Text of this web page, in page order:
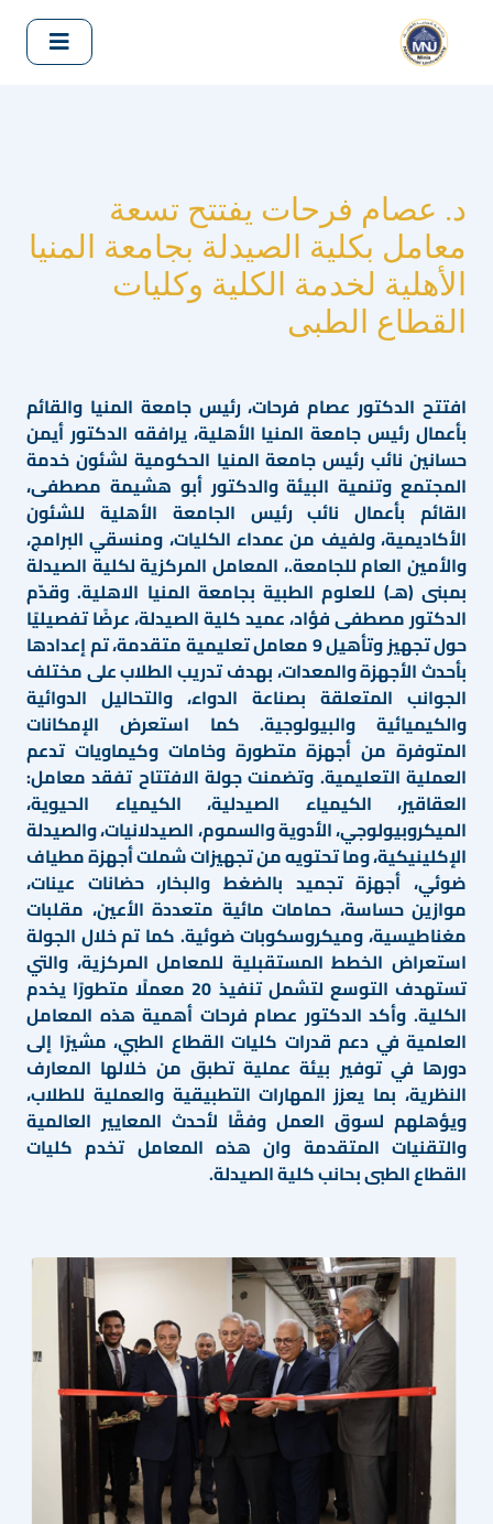
د. عصام فرحات يفتتح تسعة
معامل بكلية الصيدلة بجامعة المنيا
الأهلية لخدمة الكلية وكليات
القطاع الطبى
افتتح الدكتور عصام فرحات، رئيس جامعة المنيا والقائم
بأعمال رئيس جامعة المنيا الأهلية، يرافقه الدكتور أيمن
حسانين نائب رئيس جامعة المنيا الحكومية لشئون خدمة
المجتمع وتنمية البيئة والدكتور أبو هشيمة مصطفى،
القائم بأعمال نائب رئيس الجامعة الأهلية للشئون
الأكاديمية، ولفيف من عمداء الكليات، ومنسقي البرامج،
والأمين العام للجامعة.، المعامل المركزية لكلية الصيدلة
بمبنى (هـ) للعلوم الطبية بجامعة المنيا الاهلية. وقدّم
الدكتور مصطفى فؤاد، عميد كلية الصيدلة، عرضًا تفصيليًا
حول تجهيز وتأهيل 9 معامل تعليمية متقدمة، تم إعدادها
بأحدث الأجهزة والمعدات، بهدف تدريب الطلاب على مختلف
الجوانب المتعلقة بصناعة الدواء، والتحاليل الدوائية
والكيميائية والبيولوجية. كما استعرض الإمكانات
المتوفرة من أجهزة متطورة وخامات وكيماويات تدعم
العملية التعليمية. وتضمنت جولة الافتتاح تفقد معامل:
العقاقير، الكيمياء الصيدلية، الكيمياء الحيوية،
الميكروبيولوجي، الأدوية والسموم، الصيدلانيات، والصيدلة
الإكلينيكية، وما تحتويه من تجهيزات شملت أجهزة مطياف
ضوئي، أجهزة تجميد بالضغط والبخار، حضانات عينات،
موازين حساسة، حمامات مائية متعددة الأعين، مقلبات
مغناطيسية، وميكروسكوبات ضوئية. كما تم خلال الجولة
استعراض الخطط المستقبلية للمعامل المركزية، والتي
تستهدف التوسع لتشمل تنفيذ 20 معملًا متطورًا يخدم
الكلية. وأكد الدكتور عصام فرحات أهمية هذه المعامل
العلمية في دعم قدرات كليات القطاع الطبي، مشيرًا إلى
دورها في توفير بيئة عملية تطبق من خلالها المعارف
النظرية، بما يعزز المهارات التطبيقية والعملية للطلاب،
ويؤهلهم لسوق العمل وفقًا لأحدث المعايير العالمية
والتقنيات المتقدمة وان هذه المعامل تخدم كليات
القطاع الطبى بحانب كلية الصيدلة.